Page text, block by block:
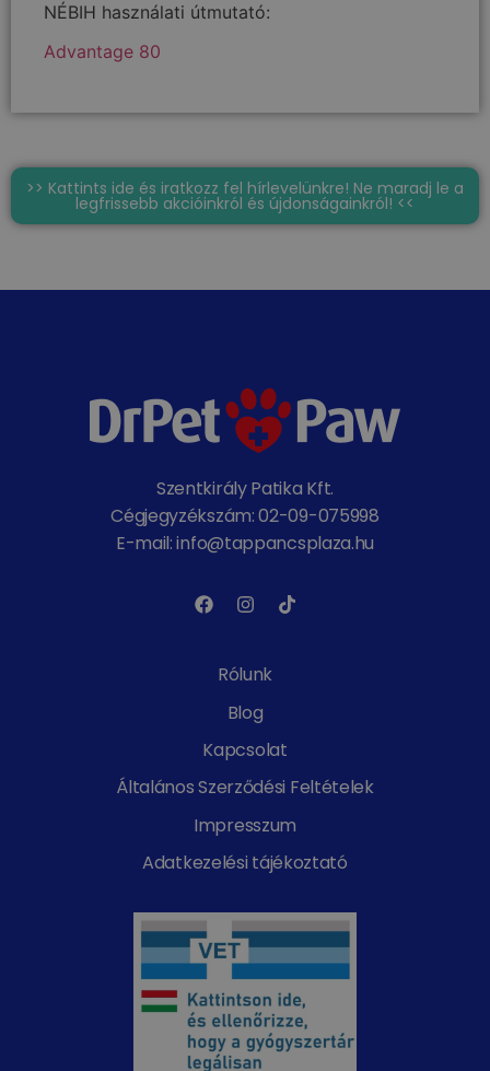
NÉBIH használati útmutató:
Advantage 80
>> Kattints ide és iratkozz fel hírlevelünkre! Ne maradj le a
legfrissebb akcióinkról és újdonságainkról! <<
Szentkirály Patika Kft.
Cégjegyzékszám: 02-09-075998
E-mail: info@tappancsplaza.hu
Rólunk
Blog
Kapcsolat
Általános Szerződési Feltételek
Impresszum
Adatkezelési tájékoztató